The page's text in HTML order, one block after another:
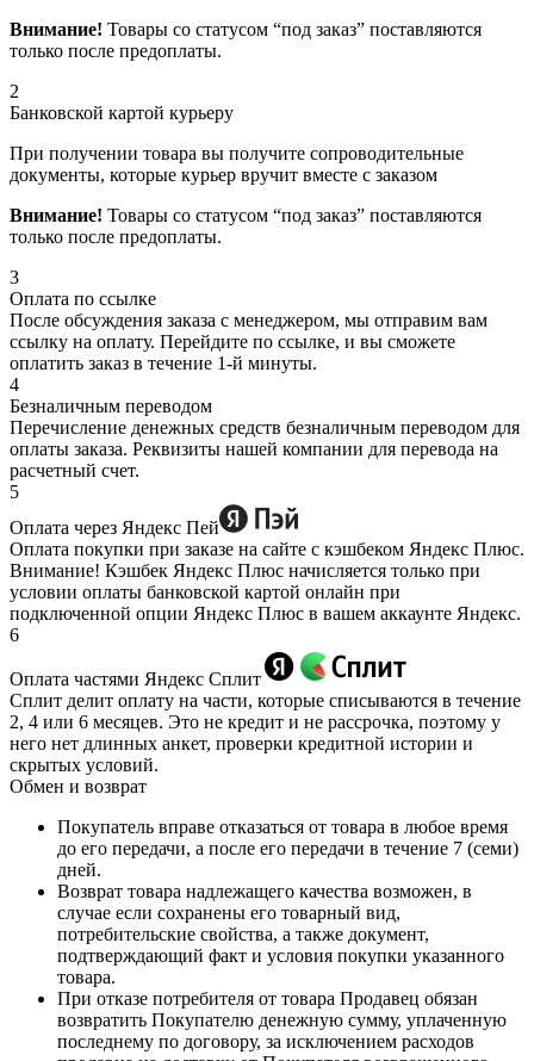
Внимание! Товары со статусом “под заказ” поставляются
только после предоплаты.
2
Банковской картой курьеру
При получении товара вы получите сопроводительные
документы, которые курьер вручит вместе с заказом
Внимание! Товары со статусом “под заказ” поставляются
только после предоплаты.
3
Оплата по ссылке
После обсуждения заказа с менеджером, мы отправим вам
ссылку на оплату. Перейдите по ссылке, и вы сможете
оплатить заказ в течение 1-й минуты.
4
Безналичным переводом
Перечисление денежных средств безналичным переводом для
оплаты заказа. Реквизиты нашей компании для перевода на
расчетный счет.
5
Оплата через Яндекс Пей
Оплата покупки при заказе на сайте с кэшбеком Яндекс Плюс.
Внимание! Кэшбек Яндекс Плюс начисляется только при
условии оплаты банковской картой онлайн при
подключенной опции Яндекс Плюс в вашем аккаунте Яндекс.
6
Оплата частями Яндекс Сплит
Сплит делит оплату на части, которые списываются в течение
2, 4 или 6 месяцев. Это не кредит и не рассрочка, поэтому у
него нет длинных анкет, проверки кредитной истории и
скрытых условий.
Обмен и возврат
Покупатель вправе отказаться от товара в любое время
до его передачи, а после его передачи в течение 7 (семи)
дней.
Возврат товара надлежащего качества возможен, в
случае если сохранены его товарный вид,
потребительские свойства, а также документ,
подтверждающий факт и условия покупки указанного
товара.
При отказе потребителя от товара Продавец обязан
возвратить Покупателю денежную сумму, уплаченную
последнему по договору, за исключением расходов